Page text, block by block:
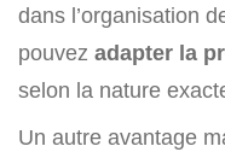
dans l’organisation
pouvez adapter la
selon la nature
Un autre avantage